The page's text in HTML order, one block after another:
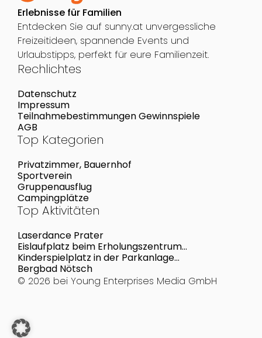
Erlebnisse für Familien
Entdecken Sie auf sunny.at unvergessliche
Freizeitideen, spannende Events und
Urlaubstipps, perfekt für eure Familienzeit.
Rechlichtes
Datenschutz
Impressum
Teilnahmebestimmungen Gewinnspiele
AGB
Top Kategorien
Privatzimmer, Bauernhof
Sportverein
Gruppenausflug
Campingplätze
Top Aktivitäten
Laserdance Prater
Eislaufplatz beim Erholungszentrum
Perchtoldsdorf
Kinderspielplatz in der Parkanlage
Wiesberggasse
Bergbad Nötsch
© 2026 bei Young Enterprises Media GmbH